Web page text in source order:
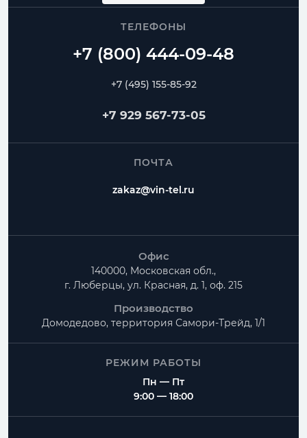
ТЕЛЕФОНЫ
+7 (495) 155-85-92
+7 929 567-73-05
ПОЧТА
zakaz@vin-tel.ru
Офис
140000, Московская обл.,
г. Люберцы, ул. Красная, д. 1, оф. 215
Производство
Домодедово, территория Самори-Трейд, 1/1
РЕЖИМ РАБОТЫ
Пн — Пт
9:00 — 18:00